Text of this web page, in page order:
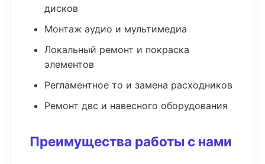
дисков
Монтаж аудио и мультимедиа
Локальный ремонт и покраска
элементов
Регламентное то и замена расходников
Ремонт двс и навесного оборудования
Преимущества работы с нами